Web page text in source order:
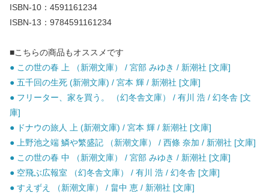
ISBN-10：4591161234
ISBN-13：9784591161234
■こちらの商品もオススメです
● この世の春 上 （新潮文庫） / 宮部 みゆき / 新潮社 [文庫]
● 五千回の生死 (新潮文庫) / 宮本 輝 / 新潮社 [文庫]
● フリーター、家を買う。 （幻冬舎文庫） / 有川 浩 / 幻冬舎 [文
庫]
● ドナウの旅人 上 (新潮文庫) / 宮本 輝 / 新潮社 [文庫]
● 上野池之端 鱗や繁盛記 （新潮文庫） / 西條 奈加 / 新潮社 [文庫]
● この世の春 中 （新潮文庫） / 宮部 みゆき / 新潮社 [文庫]
● 空飛ぶ広報室 （幻冬舎文庫） / 有川 浩 / 幻冬舎 [文庫]
● すえずえ （新潮文庫） / 畠中 恵 / 新潮社 [文庫]